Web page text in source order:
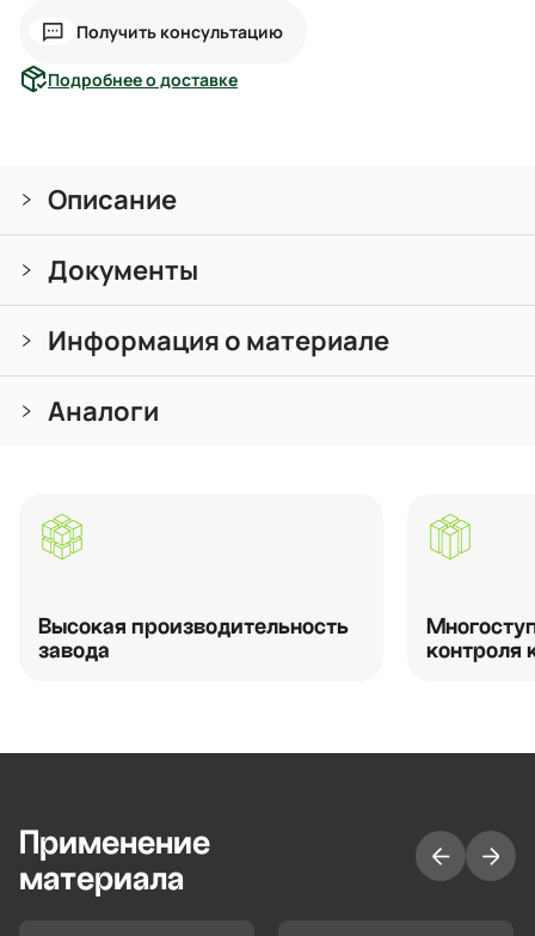
Получить консультацию
Подробнее о доставке
Описание
Документы
Информация о материале
Аналоги
Высокая производительность
завода
контроля
Применение
материала